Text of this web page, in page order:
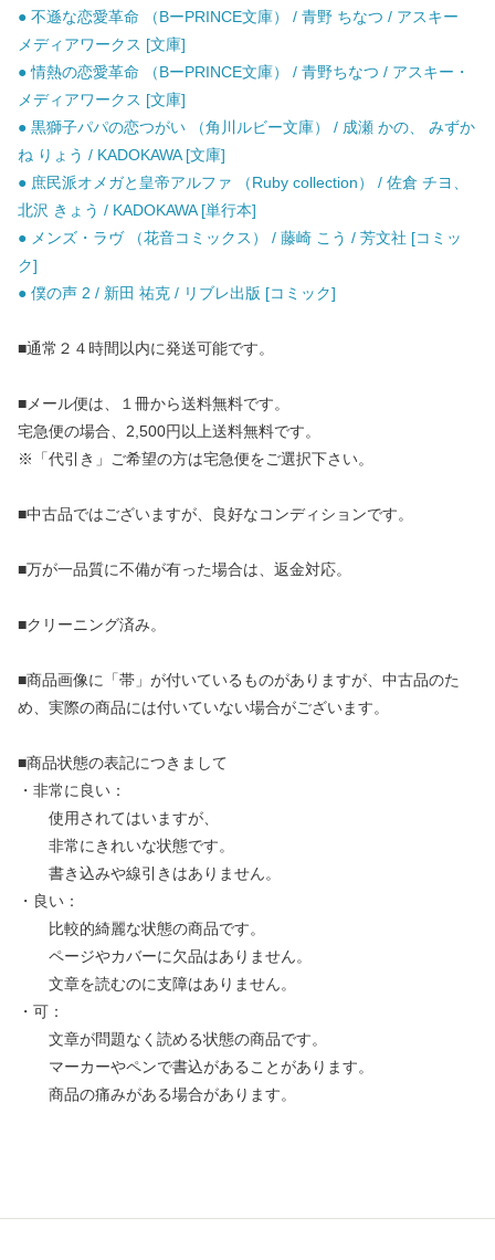
● 不遜な恋愛革命 （BーPRINCE文庫） / 青野 ちなつ / アスキー
メディアワークス [文庫]
● 情熱の恋愛革命 （BーPRINCE文庫） / 青野ちなつ / アスキー・
メディアワークス [文庫]
● 黒獅子パパの恋つがい （角川ルビー文庫） / 成瀬 かの、 みずか
ね りょう / KADOKAWA [文庫]
● 庶民派オメガと皇帝アルファ （Ruby collection） / 佐倉 チヨ、
北沢 きょう / KADOKAWA [単行本]
● メンズ・ラヴ （花音コミックス） / 藤崎 こう / 芳文社 [コミッ
ク]
● 僕の声 2 / 新田 祐克 / リブレ出版 [コミック]
■通常２４時間以内に発送可能です。
■メール便は、１冊から送料無料です。
宅急便の場合、2,500円以上送料無料です。
※「代引き」ご希望の方は宅急便をご選択下さい。
■中古品ではございますが、良好なコンディションです。
■万が一品質に不備が有った場合は、返金対応。
■クリーニング済み。
■商品画像に「帯」が付いているものがありますが、中古品のた
め、実際の商品には付いていない場合がございます。
■商品状態の表記につきまして
・非常に良い：
使用されてはいますが、
非常にきれいな状態です。
書き込みや線引きはありません。
・良い：
比較的綺麗な状態の商品です。
ページやカバーに欠品はありません。
文章を読むのに支障はありません。
・可：
文章が問題なく読める状態の商品です。
マーカーやペンで書込があることがあります。
商品の痛みがある場合があります。